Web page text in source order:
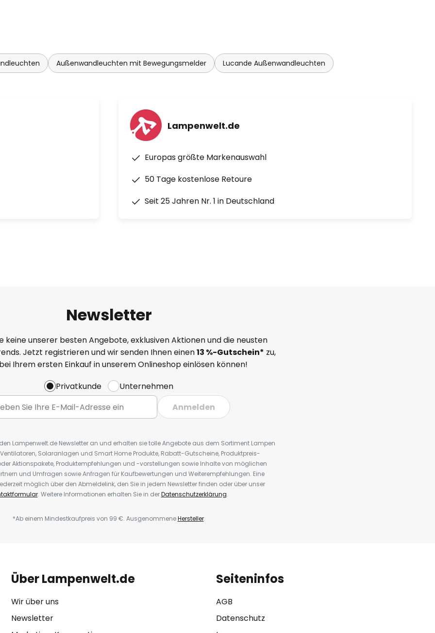
Außenwandleuchten mit Bewegungsmelder Lucande Außenwandleuchten
Lampenwelt.de
Europas größte Markenauswahl
50 Tage kostenlose Retoure
Seit 25 Jahren Nr. 1 in Deutschland
Newsletter
keine unserer besten Angebote, exklusiven Aktionen und die neusten
Jetzt registrieren und wir senden Ihnen einen13 %-Gutschein* zu,
Ihrem ersten Einkauf in unserem Onlineshop einlösen können!
Privatkunde
Unternehmen
Anmelden
Lampenwelt.de Newsletter an und erhalten sie tolle Angebote aus dem Sortiment Lampen
Solaranlagen und Smart Home Produkte, Rabatt-Gutscheine, Produktpreis-
Aktionspakete, Produktempfehlungen und -vorstellungen sowie Inhalte von möglichen
und Umfragen sowie Anfragen für Kaufbewertungen und Weiterempfehlungen. Eine
möglich über den Abmeldelink, den Sie in jedem Newsletter finden oder über unser
. Weitere Informationen erhalten Sie in derDatenschutzerklärung.
*Ab einem Mindestkaufpreis von 99 €. AusgenommeneHersteller.
Über Lampenwelt.de
Wir über uns
Newsletter
Seiteninfos
AGB
Datenschutz